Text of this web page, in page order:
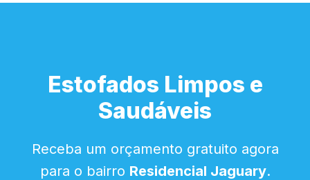
Estofados Limpos e
Saudáveis
Receba um orçamento gratuito agora
para o bairro Residencial Jaguary.